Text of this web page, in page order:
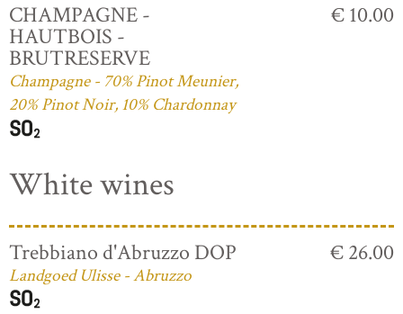
CHAMPAGNE -
HAUTBOIS -
BRUTRESERVE
Champagne - 70% Pinot Meunier,
20% Pinot Noir, 10% Chardonnay
€ 10.00
White wines
Trebbiano d'Abruzzo DOP
Landgoed Ulisse - Abruzzo
€ 26.00